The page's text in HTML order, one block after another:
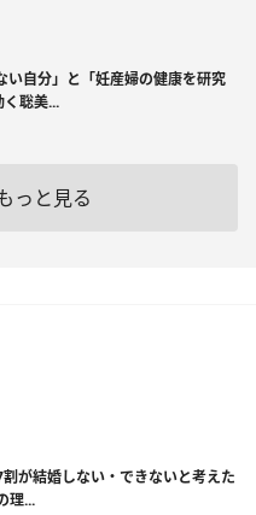
い自分」と「妊産婦の健康を研究
く聡美...
っと見る
が結婚しない・できないと考えた
理...